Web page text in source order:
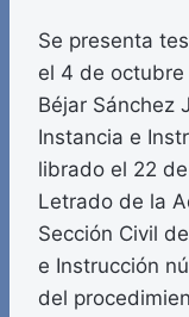
Se presenta
el 4 de
Béjar Sánchez
Instancia e
librado el 22
Letrado de la
Sección Civil
e Instrucción
del